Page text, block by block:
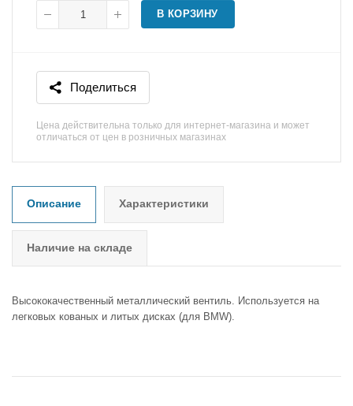
В КОРЗИНУ
Поделиться
Цена действительна только для интернет-магазина и может
отличаться от цен в розничных магазинах
Описание Характеристики
Наличие на складе
Высококачественный металлический вентиль. Используется на
легковых кованых и литых дисках (для BMW).